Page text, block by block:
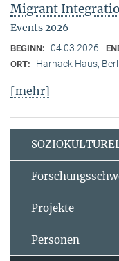
Migrant
Events 2026
BEGINN: 04.03.2026
ORT: Harnack Haus,
[mehr]
Projekte
Personen